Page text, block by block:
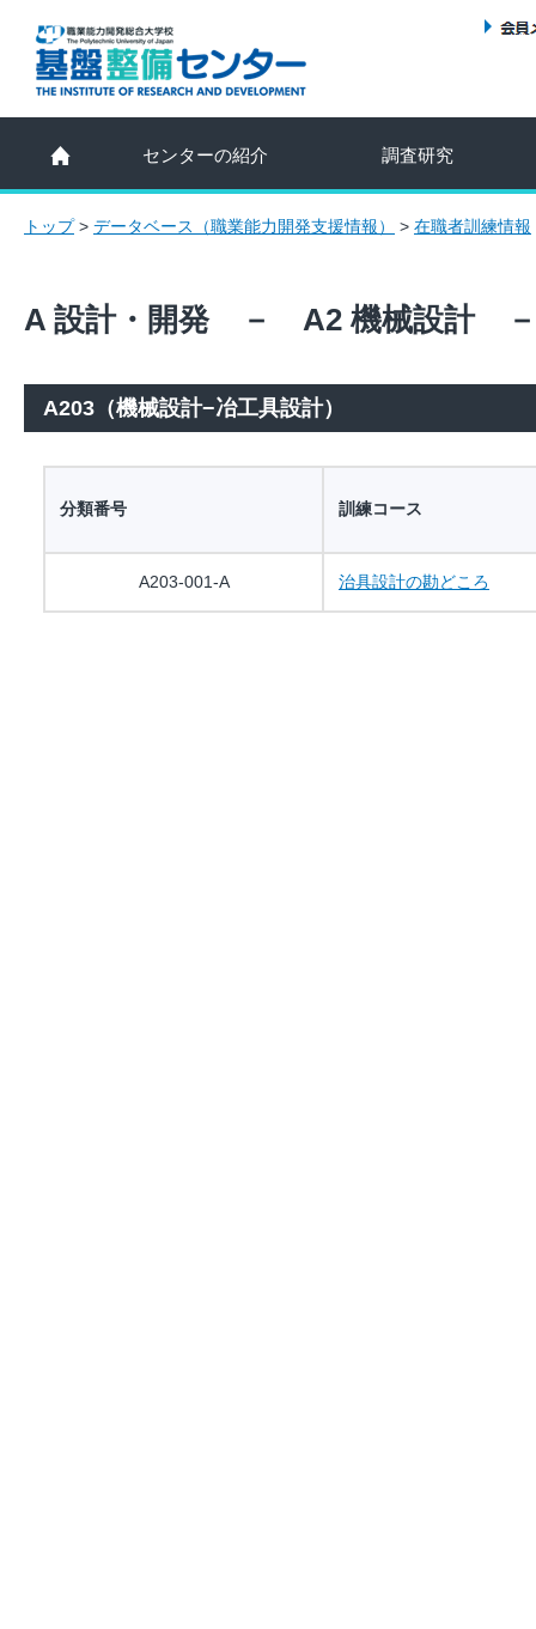
センターの紹介 調査研究
トップ> データベース（職業能力開発支援情報） > 在職者訓練情報
A 設計・開発 － A2 機械設計
A203（機械設計−冶工具設計）
分類番号 訓練コース
A203-001-A 治具設計の勘どころ